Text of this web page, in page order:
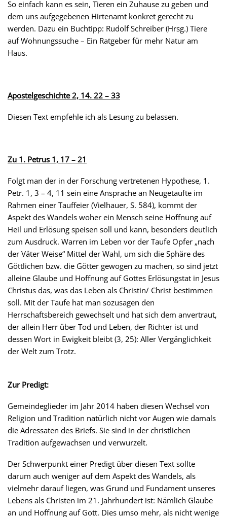
So einfach kann es sein, Tieren ein Zuhause zu geben und
dem uns aufgegebenen Hirtenamt konkret gerecht zu
werden. Dazu ein Buchtipp: Rudolf Schreiber (Hrsg.) Tiere
auf Wohnungssuche – Ein Ratgeber für mehr Natur am
Haus.
Apostelgeschichte 2, 14. 22 – 33
Diesen Text empfehle ich als Lesung zu belassen.
Zu 1. Petrus 1, 17 – 21
Folgt man der in der Forschung vertretenen Hypothese, 1.
Petr. 1, 3 – 4, 11 sein eine Ansprache an Neugetaufte im
Rahmen einer Tauffeier (Vielhauer, S. 584), kommt der
Aspekt des Wandels woher ein Mensch seine Hoffnung auf
Heil und Erlösung speisen soll und kann, besonders deutlich
zum Ausdruck. Warren im Leben vor der Taufe Opfer „nach
der Väter Weise“ Mittel der Wahl, um sich die Sphäre des
Göttlichen bzw. die Götter gewogen zu machen, so sind jetzt
alleine Glaube und Hoffnung auf Gottes Erlösungstat in Jesus
Christus das, was das Leben als Christin/ Christ bestimmen
soll. Mit der Taufe hat man sozusagen den
Herrschaftsbereich gewechselt und hat sich dem anvertraut,
der allein Herr über Tod und Leben, der Richter ist und
dessen Wort in Ewigkeit bleibt (3, 25): Aller Vergänglichkeit
der Welt zum Trotz.
Zur Predigt:
Gemeindeglieder im Jahr 2014 haben diesen Wechsel von
Religion und Tradition natürlich nicht vor Augen wie damals
die Adressaten des Briefs. Sie sind in der christlichen
Tradition aufgewachsen und verwurzelt.
Der Schwerpunkt einer Predigt über diesen Text sollte
darum auch weniger auf dem Aspekt des Wandels, als
vielmehr darauf liegen, was Grund und Fundament unseres
Lebens als Christen im 21. Jahrhundert ist: Nämlich Glaube
an und Hoffnung auf Gott. Dies umso mehr, als nicht wenige